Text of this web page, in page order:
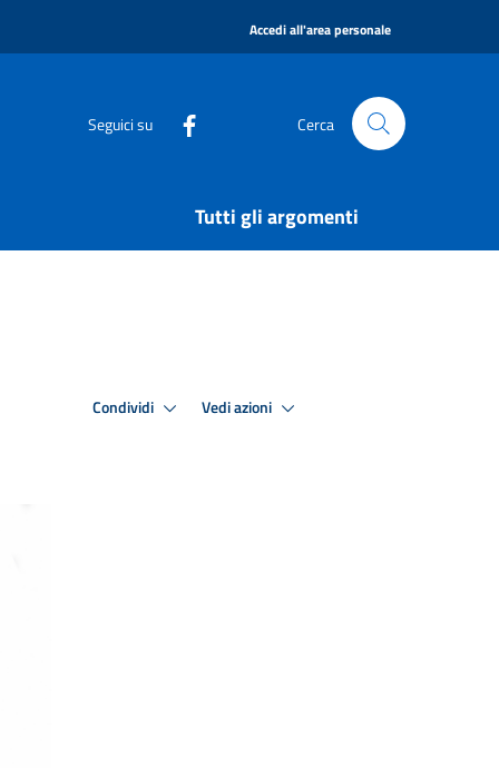
Accedi all'area personale
Seguici su Cerca
Tutti gli argomenti
Condividi Vedi azioni